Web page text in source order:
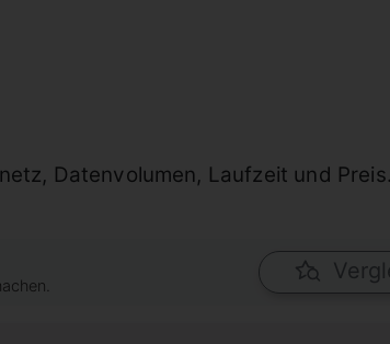
Datenvolumen, Laufzeit und